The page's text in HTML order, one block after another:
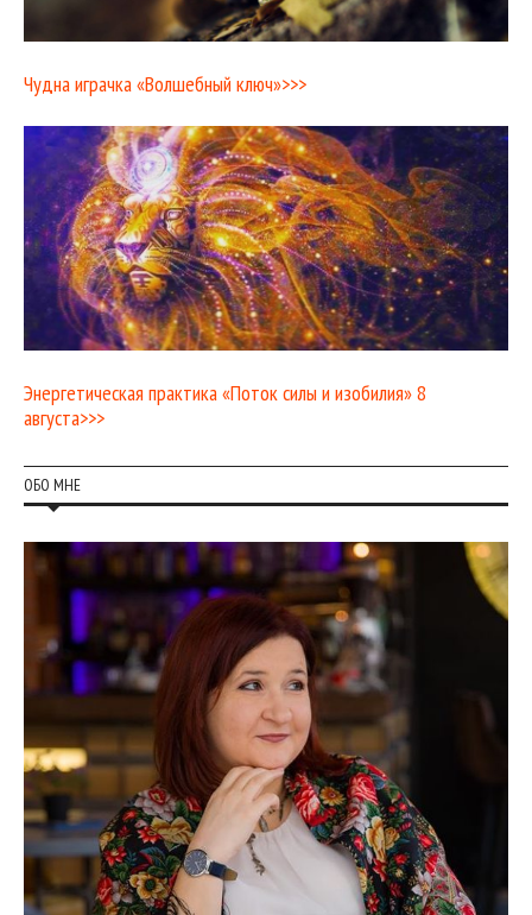
Чудна играчка «Волшебный ключ»>>>
Энергетическая практика «Поток силы и изобилия» 8
августа>>>
ОБО МНЕ